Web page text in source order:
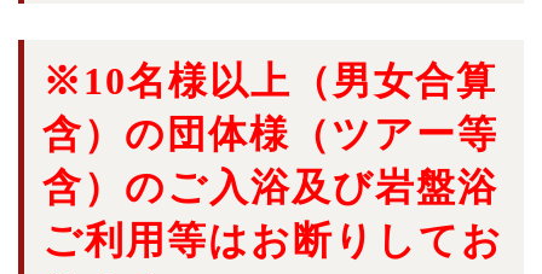
※10名様以上（男女合算
含）の団体様（ツアー等
含）のご入浴及び岩盤浴
ご利用等はお断りしてお